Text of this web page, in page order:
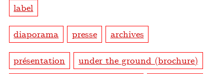
label
diaporama presse archives
présentation
under the ground (brochure)